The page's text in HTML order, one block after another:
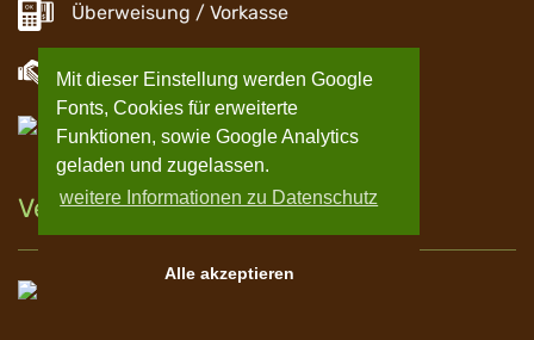
Mit dieser Einstellung werden Google
Fonts, Cookies für erweiterte
Funktionen, sowie Google Analytics
geladen und zugelassen.
weitere Informationen zu Datenschutz
Alle akzeptieren
Überweisung / Vorkasse
Barzahlung
EC Zahlung
Versand